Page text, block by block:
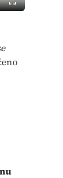
Celozaslonski
način